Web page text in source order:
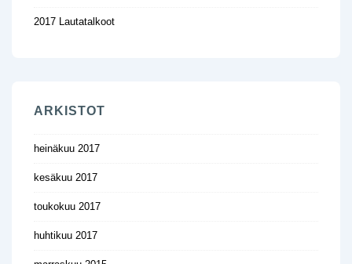
2017 Lautatalkoot
ARKISTOT
heinäkuu 2017
kesäkuu 2017
toukokuu 2017
huhtikuu 2017